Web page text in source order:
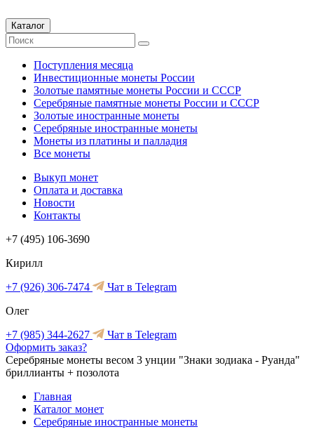
Каталог
Поступления месяца
Инвестиционные монеты России
Золотые памятные монеты России и СССР
Серебряные памятные монеты России и СССР
Золотые иностранные монеты
Серебряные иностранные монеты
Монеты из платины и палладия
Все монеты
Выкуп монет
Оплата и доставка
Новости
Контакты
+7 (495) 106-3690
Кирилл
+7 (926) 306-7474
Чат в Telegram
Олег
+7 (985) 344-2627
Чат в Telegram
Оформить заказ?
Серебряные монеты весом 3 унции "Знаки зодиака - Руанда"
бриллианты + позолота
Главная
Каталог монет
Серебряные иностранные монеты